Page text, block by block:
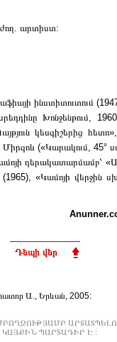
արտիստ:
ինստիտուտում
Խոնջենթում,
կեսգիշերից
(«Կարակում, 45°
դերակատարմամբ՝
«Կամոյի վերջին
Դեպի վեր
հատոր Ա., Երևան, 2005:
ԿԱՅՔԻՆ ՊԱՐՏԱԴԻՐ Է :